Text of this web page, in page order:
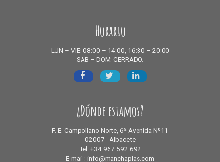
Horario
LUN – VIE: 08:00 – 14:00, 16:30 – 20:00
SAB – DOM: CERRADO.
¿Dónde estamos?
P. E. Campollano Norte, 6ª Avenida Nº11
02007 - Albacete
Tel: +34 967 592 692
E-mail : info@manchaplas.com